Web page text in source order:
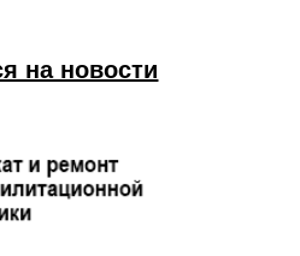
на новости